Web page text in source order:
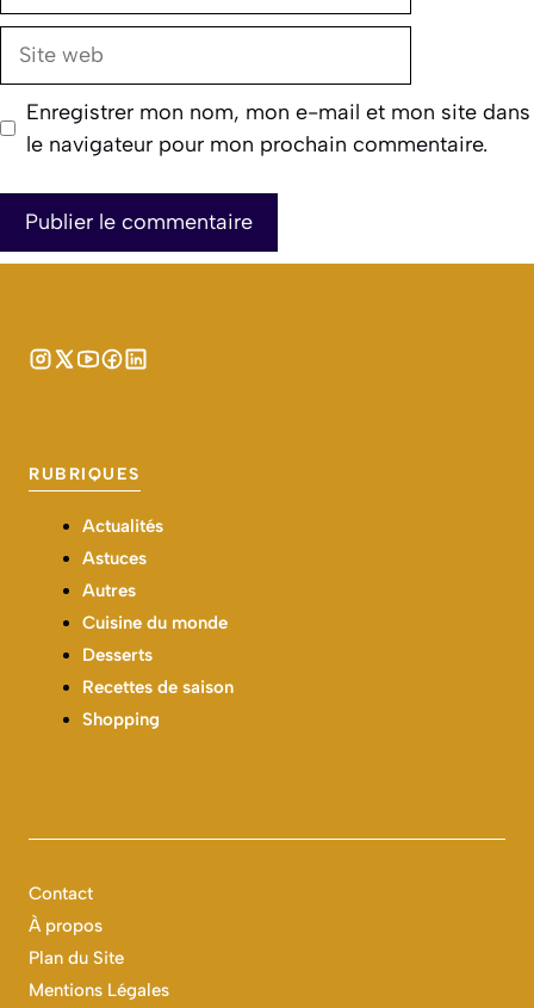
Site
Enregistrer mon nom, mon e-mail et mon site dans
le navigateur pour mon prochain commentaire.
RUBRIQUES
Actualités
Astuces
Autres
Cuisine du monde
Desserts
Recettes de saison
Shopping
Contact
À propos
Plan du Site
Mentions Légales